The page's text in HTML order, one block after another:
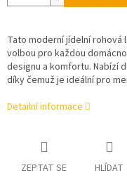
Tato moderní jídelní
volbou pro každou
designu a komfortu. Nabízí
díky čemuž je ideální pro
Detailní informace
ZEPTAT SE HLÍDAT